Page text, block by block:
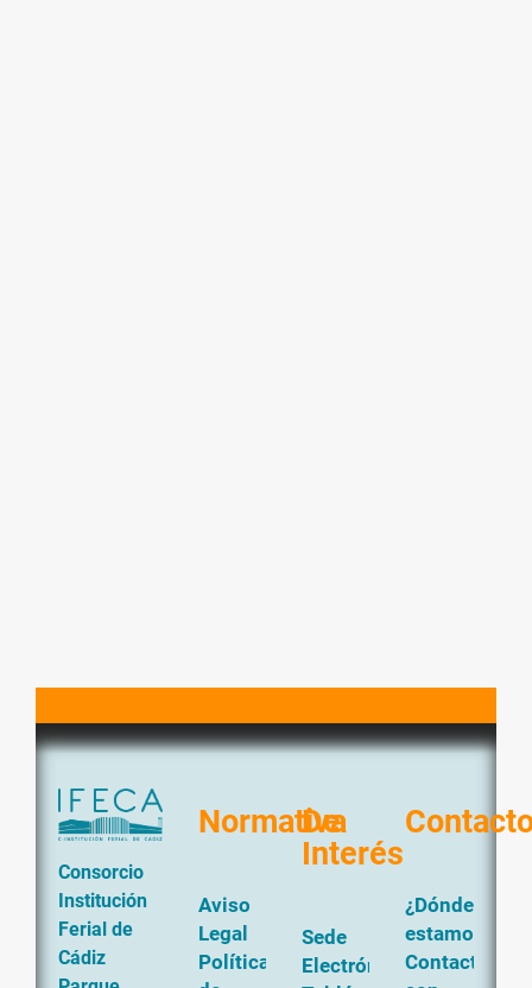
Consorcio
Institución
Ferial de
Cádiz
Normativa
Aviso
Legal
Política
De
Interés
Sede
Electrónica
¿Dónde
estamos?
Contacta